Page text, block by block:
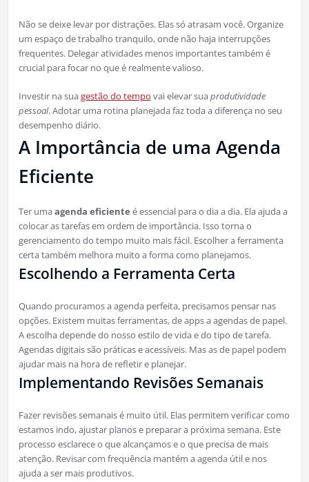
Não se deixe levar por distrações. Elas só atrasam você. Organize
um espaço de trabalho tranquilo, onde não haja interrupções
frequentes. Delegar atividades menos importantes também é
crucial para focar no que é realmente valioso.
Investir na suagestão do tempo vai elevar suaprodutividade
pessoal. Adotar uma rotina planejada faz toda a diferença no seu
desempenho diário.
A Importância de uma Agenda
Eficiente
Ter umaagenda eficiente é essencial para o dia a dia. Ela ajuda a
colocar as tarefas em ordem de importância. Isso torna o
gerenciamento do tempo muito mais fácil. Escolher a ferramenta
certa também melhora muito a forma como planejamos.
Escolhendo a Ferramenta Certa
Quando procuramos a agenda perfeita, precisamos pensar nas
opções. Existem muitas ferramentas, de apps a agendas de papel.
A escolha depende do nosso estilo de vida e do tipo de tarefa.
Agendas digitais são práticas e acessíveis. Mas as de papel podem
ajudar mais na hora de refletir e planejar.
Implementando Revisões Semanais
Fazer revisões semanais é muito útil. Elas permitem verificar como
estamos indo, ajustar planos e preparar a próxima semana. Este
processo esclarece o que alcançamos e o que precisa de mais
atenção. Revisar com frequência mantém a agenda útil e nos
ajuda a ser mais produtivos.